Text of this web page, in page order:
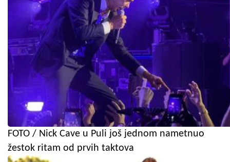
FOTO / Nick Cave u Puli još jednom nametnuo
žestok ritam od prvih taktova